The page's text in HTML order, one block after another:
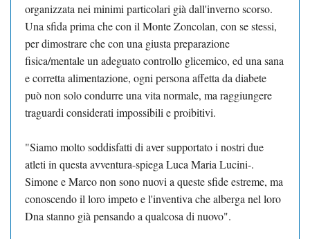
organizzata nei minimi particolari già dall'inverno scorso.
Una sfida prima che con il Monte Zoncolan, con se stessi,
per dimostrare che con una giusta preparazione
fisica/mentale un adeguato controllo glicemico, ed una sana
e corretta alimentazione, ogni persona affetta da diabete
può non solo condurre una vita normale, ma raggiungere
traguardi considerati impossibili e proibitivi.
"Siamo molto soddisfatti di aver supportato i nostri due
atleti in questa avventura-spiega Luca Maria Lucini-.
Simone e Marco non sono nuovi a queste sfide estreme, ma
conoscendo il loro impeto e l'inventiva che alberga nel loro
Dna stanno già pensando a qualcosa di nuovo".